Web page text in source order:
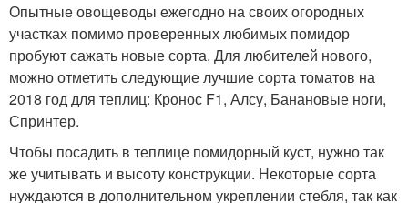
Опытные овощеводы ежегодно на своих огородных
участках помимо проверенных любимых помидор
пробуют сажать новые сорта. Для любителей нового,
можно отметить следующие лучшие сорта томатов на
2018 год для теплиц: Кронос F1, Алсу, Банановые ноги,
Спринтер.
Чтобы посадить в теплице помидорный куст, нужно так
же учитывать и высоту конструкции. Некоторые сорта
нуждаются в дополнительном укреплении стебля, так как